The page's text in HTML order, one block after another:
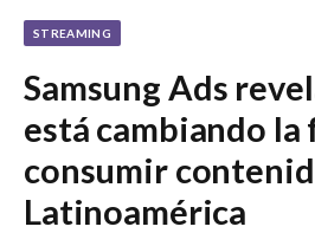
STREAMING
Samsung Ads
está cambiando la
consumir
Latinoamérica